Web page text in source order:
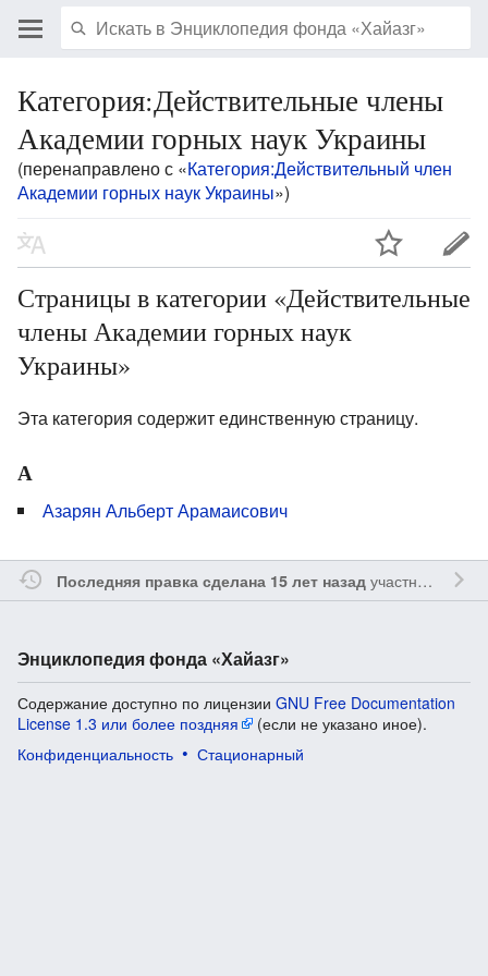
Категория:Действительные члены
Академии горных наук Украины
(перенаправлено с «Категория:Действительный член
Академии горных наук Украины»)
Страницы в категории «Действительные
члены Академии горных наук
Украины»
Эта категория содержит единственную страницу.
А
Азарян Альберт Арамаисович
Последняя правка сделана 15 лет назадучастником
Энциклопедия фонда «Хайазг»
Содержание доступно по лицензии GNU Free Documentation
License 1.3 или более поздняя
(если не указано иное).
Конфиденциальность
Стационарный